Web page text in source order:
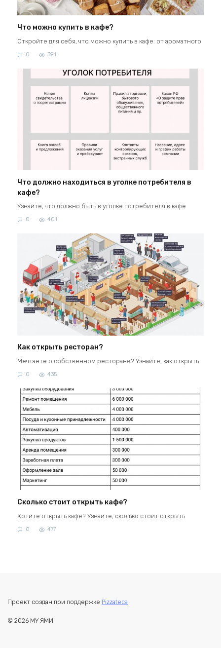
Что можно купить в кафе?
Откройте для себя, что можно купить в кафе: от ароматного
0 391
Что должно находиться в уголке потребителя в
кафе?
Узнайте, что должно быть в уголке потребителя в кафе
0 401
Как открыть ресторан?
Мечтаете о собственном ресторане? Узнайте, как открыть
0 435
Сколько стоит открыть кафе?
Хотите открыть кафе? Узнайте, сколько стоит открыть
0 477
Проект создан при поддержке Pizzateca
© 2026 MY ЯМИ